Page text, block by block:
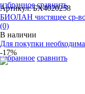
избранное сравнить
избранное сравнить
Артикул: БХ4020258
БИОЛАН чистящее ср-во
(0)
В наличии
Для покупки
-17%